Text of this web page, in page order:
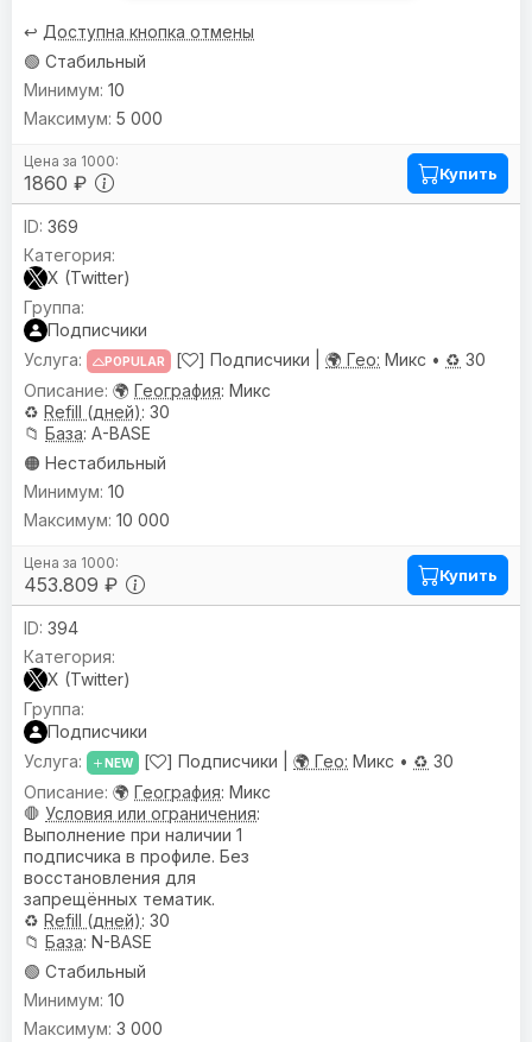
↩️ Доступна кнопка отмены
🟢 Стабильный
1860 ₽
10
5 000
Купить
369
X (Twitter)
Подписчики
POPULAR [ ] Подписчики | 🌍 Гео: Микс • ♻️ 30
🌍 География: Микс
♻️ Refill (дней): 30
📁 База: A-BASE
🟠 Нестабильный
453.809 ₽
10
10 000
Купить
394
X (Twitter)
Подписчики
NEW [ ] Подписчики | 🌍 Гео: Микс • ♻️ 30
🌍 География: Микс
🛑 Условия или ограничения:
Выполнение при наличии 1
подписчика в профиле. Без
восстановления для
запрещённых тематик.
♻️ Refill (дней): 30
📁 База: N-BASE
🟢 Стабильный
10
3 000